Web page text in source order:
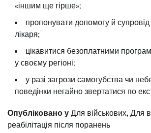
«іншим ще гірше»;
пропонувати допомогу й
лікаря;
цікавитися безоплатними
у своєму регіоні;
у разі загрози самогубства чи
поведінки негайно звертатися по
Опубліковано у Для військових, Для
реабілітація після поранень